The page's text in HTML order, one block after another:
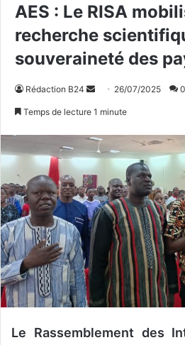
AES : Le RISA
recherche
souveraineté des
Rédaction B24
o
y
e
r
u
n
r
26/07/2025 0
Temps de lecture 1 minute
Le Rassemblement des